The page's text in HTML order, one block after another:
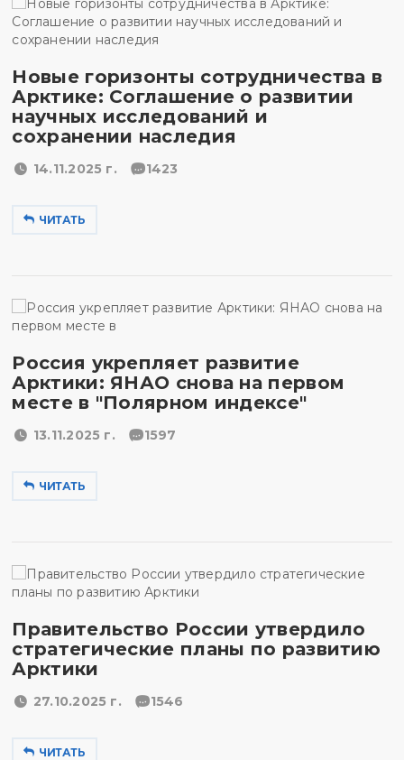
Новые горизонты сотрудничества в
Арктике: Соглашение о развитии
научных исследований и
сохранении наследия
14.11.2025 г. 1423
ЧИТАТЬ
Россия укрепляет развитие
Арктики: ЯНАО снова на первом
месте в "Полярном индексе"
13.11.2025 г. 1597
ЧИТАТЬ
Правительство России утвердило
стратегические планы по развитию
Арктики
27.10.2025 г. 1546
ЧИТАТЬ